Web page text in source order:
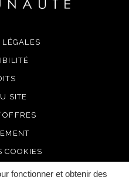
fonctionner et obtenir des
SITE
COOKIES